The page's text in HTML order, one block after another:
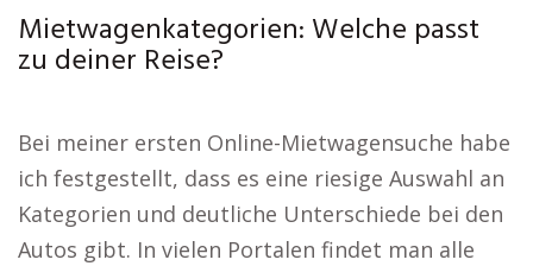
Mietwagenkategorien: Welche passt
zu deiner Reise?
Bei meiner ersten Online-Mietwagensuche habe
ich festgestellt, dass es eine riesige Auswahl an
Kategorien und deutliche Unterschiede bei den
Autos gibt. In vielen Portalen findet man alle